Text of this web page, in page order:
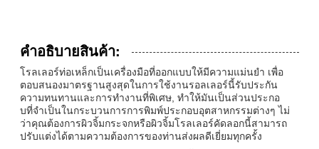
คําอธิบายสินค้า:
โรลเลอร์ท่อเหล็กเป็นเครื่องมือที่ออกแบบให้มีความแม่นยํา เพื่อ
ตอบสนองมาตรฐานสูงสุดในการใช้งานรอลเลอร์นี้รับประกัน
ความทนทานและการทํางานที่พิเศษ, ทําให้มันเป็นส่วนประกอ
บที่จําเป็นในกระบวนการการพิมพ์ประกอบอุตสาหกรรมต่างๆ ไม่
ว่าคุณต้องการผิวจิ้มกระจกหรือผิวจิ้มโรลเลอร์คัดลอกนี้สามารถ
ปรับแต่งได้ตามความต้องการของท่านส่งผลดีเยี่ยมทุกครั้ง